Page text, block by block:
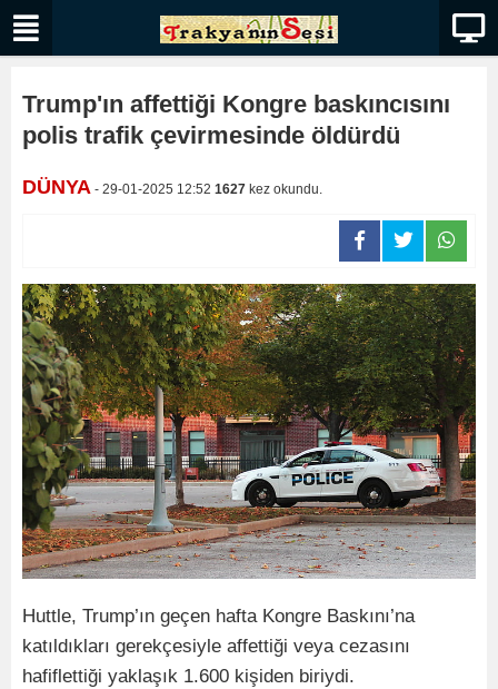
Trump'ın affettiği Kongre baskıncısını
polis trafik çevirmesinde öldürdü
DÜNYA - 29-01-2025 12:52 1627 kez okundu.
Huttle, Trump’ın geçen hafta Kongre Baskını’na
katıldıkları gerekçesiyle affettiği veya cezasını
hafiflettiği yaklaşık 1.600 kişiden biriydi.